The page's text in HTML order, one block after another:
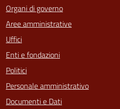
Organi di governo
Aree amministrative
Uffici
Enti e fondazioni
Politici
Personale amministrativo
Documenti e Dati